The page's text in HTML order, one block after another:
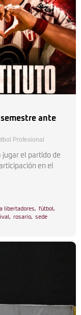
ante
Profesional
jugar el partido de
en el
libertadores, fútbol ,
, rosario, sede